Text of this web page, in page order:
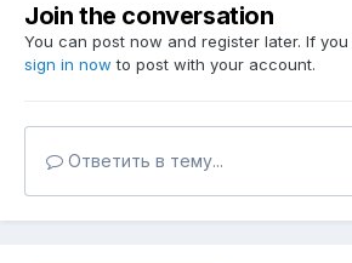
Join the conversation
You can post now and register later. If
sign in now to post with your account.
Ответить в тему...